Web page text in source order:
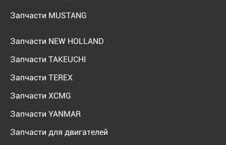
Запчасти MUSTANG
Запчасти NEW HOLLAND
Запчасти TAKEUCHI
Запчасти TEREX
Запчасти XCMG
Запчасти YANMAR
Запчасти для двигателей